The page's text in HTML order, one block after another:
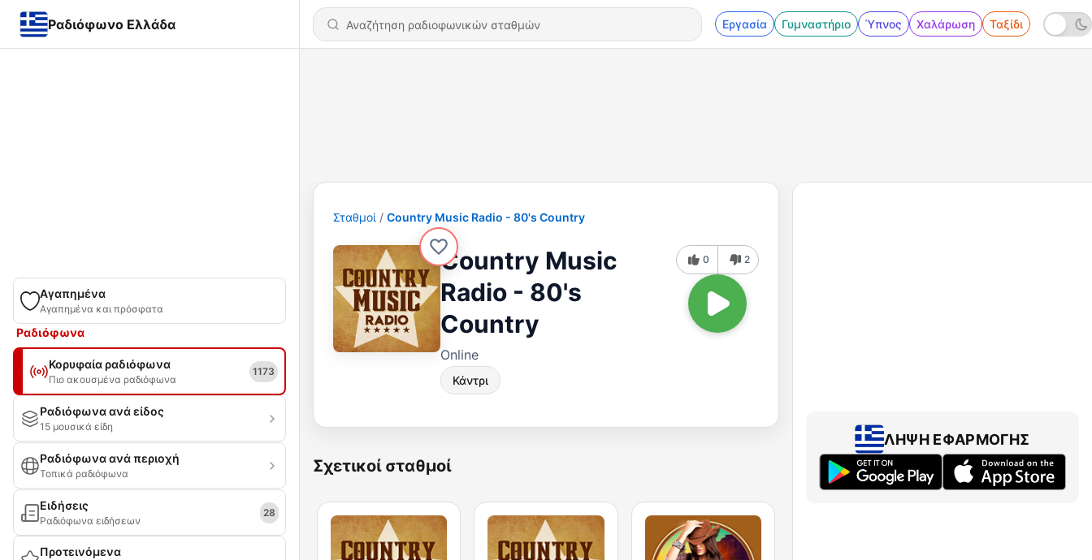
Ραδιόφωνο Ελλάδα Εργασία Γυμναστήριο Ύπνος Χαλάρωση Ταξίδι
Αγαπημένα
Αγαπημένα και πρόσφατα
Ραδιόφωνα
Κορυφαία ραδιόφωνα
Πιο ακουσμένα ραδιόφωνα
1173
Ραδιόφωνα ανά είδος
15 μουσικά είδη
Ραδιόφωνα ανά περιοχή
Τοπικά ραδιόφωνα
Ειδήσεις
Ραδιόφωνα ειδήσεων
28
Προτεινόμενα
Σταθμοί Country Music Radio - 80's Country
Country Music
Radio - 80's
Country
Online
Κάντρι
0 2
Σχετικοί σταθμοί
ΛΉΨΗ ΕΦΑΡΜΟΓΉΣ